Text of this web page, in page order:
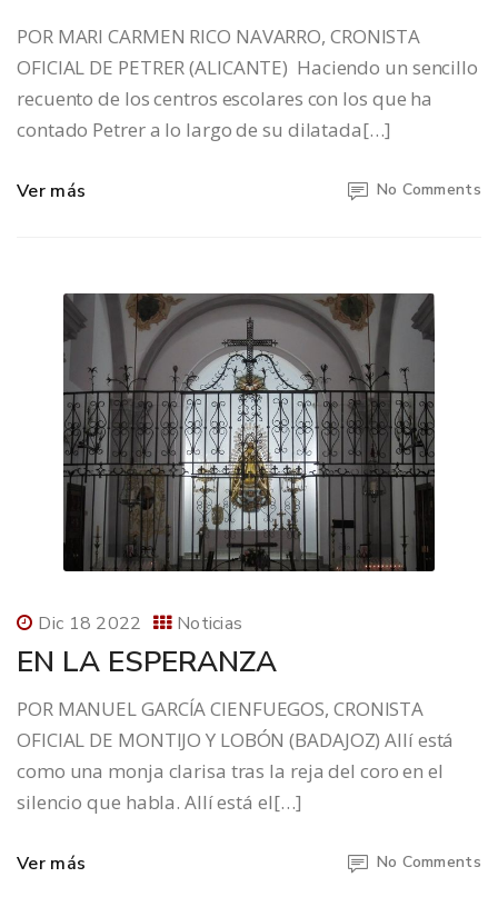
POR MARI CARMEN RICO NAVARRO, CRONISTA
OFICIAL DE PETRER (ALICANTE) Haciendo un sencillo
recuento de los centros escolares con los que ha
contado Petrer a lo largo de su dilatada[…]
Ver más No Comments
Dic 18 2022 Noticias
EN LA ESPERANZA
POR MANUEL GARCÍA CIENFUEGOS, CRONISTA
OFICIAL DE MONTIJO Y LOBÓN (BADAJOZ) Allí está
como una monja clarisa tras la reja del coro en el
silencio que habla. Allí está el[…]
Ver más No Comments